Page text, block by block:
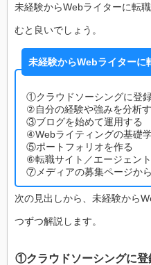
未経験からWebライターに転
むと良いでしょう。
未経験からWebライターに
①クラウドソーシングに登
②自分の経験や強みを分析
③ブログを始めて運用する
④Webライティングの基礎
⑤ポートフォリオを作る
⑥転職サイト／エージェン
⑦メディアの募集ページか
次の見出しから、未経験から
つずつ解説します。
①クラウドソーシングに登